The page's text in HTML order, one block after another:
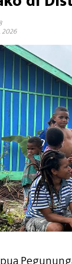
2026